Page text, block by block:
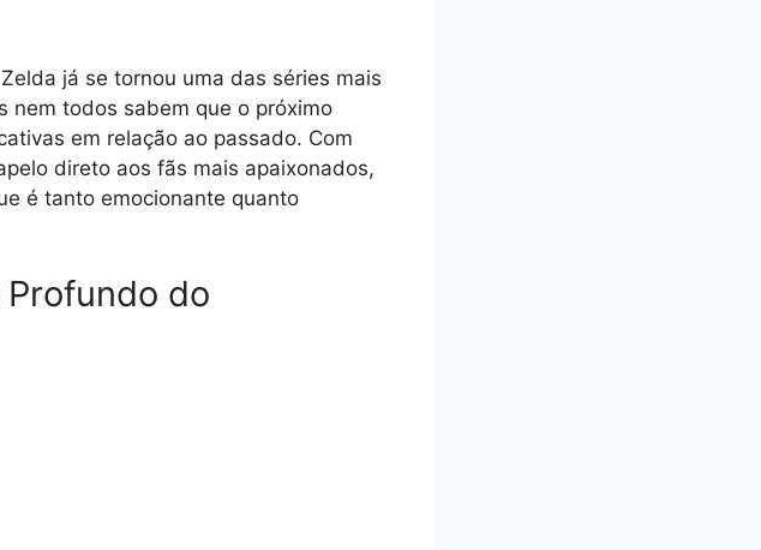
já se tornou uma das séries mais
nem todos sabem que o próximo
em relação ao passado. Com
direto aos fãs mais apaixonados,
é tanto emocionante quanto
do